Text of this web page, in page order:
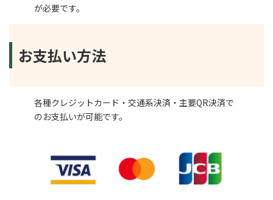
が必要です。
お支払い方法
各種クレジットカード・交通系決済・主要QR決済で
のお支払いが可能です。